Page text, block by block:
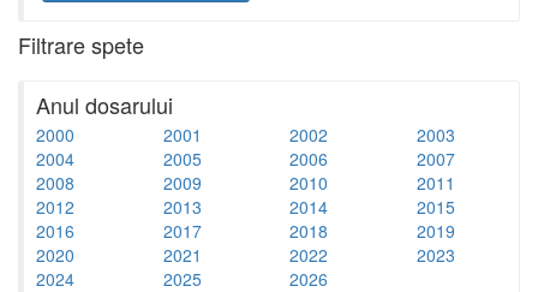
Filtrare spete
Anul dosarului
2000 2001 2002
2003
2004
2005 2006
2007
2008
2009 2010
2011
2012
2013 2014
2015
2016
2017 2018
2019
2020
2021 2022
2023
2024
2025 2026